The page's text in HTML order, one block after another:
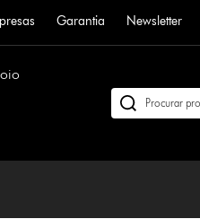
Garantia Newsletter
Pesquisar